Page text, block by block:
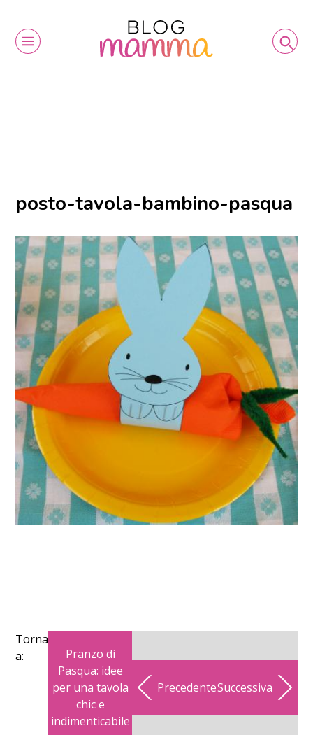
posto-tavola-bambino-pasqua
Torna
a:
Pranzo di
Pasqua: idee
per una tavola
chic e
indimenticabile
PrecedenteSuccessiva